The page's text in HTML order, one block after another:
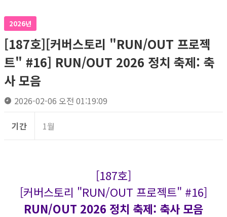
2026년
[187호][커버스토리 "RUN/OUT 프로젝
트" #16] RUN/OUT 2026 정치 축제: 축
사 모음
2026-02-06 오전 01:19:09
기간 1월
[187호]
[커버스토리 "RUN/OUT 프로젝트" #16]
RUN/OUT 2026 정치 축제: 축사 모음